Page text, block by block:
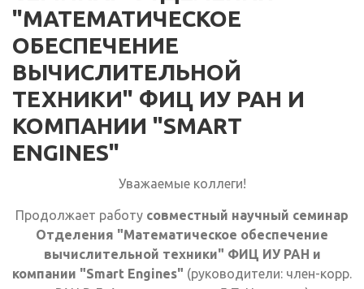
"МАТЕМАТИЧЕСКОЕ
ОБЕСПЕЧЕНИЕ
ВЫЧИСЛИТЕЛЬНОЙ
ТЕХНИКИ" ФИЦ ИУ РАН И
КОМПАНИИ "SMART
ENGINES"
Уважаемые коллеги!
Продолжает работу совместный научный семинар
Отделения "Математическое обеспечение
вычислительной техники" ФИЦ ИУ РАН и
компании "Smart Engines" (руководители: член-корр.